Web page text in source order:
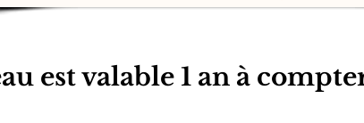
est valable 1 an à